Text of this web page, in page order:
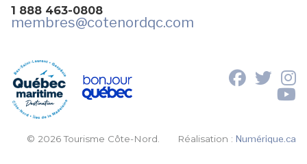
1 888 463-0808
membres@cotenordqc.com
© 2026 Tourisme Côte-Nord. Réalisation :Numérique.ca